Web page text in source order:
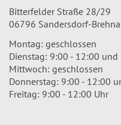
Bitterfelder Straße 28/29
06796 Sandersdorf-Brehna
Montag: geschlossen
Dienstag: 9:00 - 12:00
Mittwoch: geschlossen
Donnerstag: 9:00 - 12:00
Freitag: 9:00 - 12:00 Uhr